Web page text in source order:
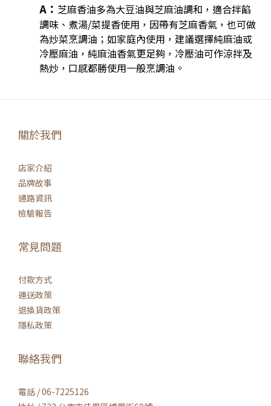
A： 芝麻香油多為大豆油與芝麻油調和，適合拌餡
調味、煮湯/菜提香使用，因帶有芝麻香氣，也可做
為炒菜烹調油；如家庭內使用，建議選擇純麻油或
冷壓麻油，純麻油香氣更足夠，冷壓油可作涼拌及
熱炒，口感都勝使用一般烹調油。
關於我們
店家介紹
品牌故事
通路資訊
檢驗報告
常見問題
付款方式
運送政策
退換貨政策
隱私政策
聯絡我們
電話 / 06-7225126